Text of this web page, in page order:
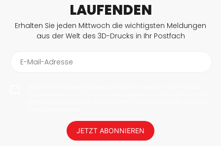
LAUFENDEN
Erhalten Sie jeden Mittwoch die wichtigsten Meldungen
aus der Welt des 3D-Drucks in Ihr Postfach
E-Mail-Adresse
JETZT ABONNIEREN